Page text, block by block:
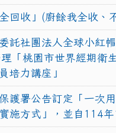
回收」(廚餘我全收、
託社團法人全球小紅
「桃園市世界經期衛
培力講座」
護署公告訂定「一次
施方式」，並自114